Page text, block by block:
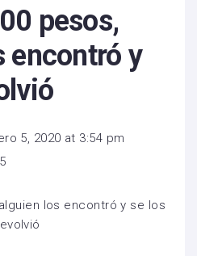
pesos,
encontró y
5, 2020 at 3:54 pm
5